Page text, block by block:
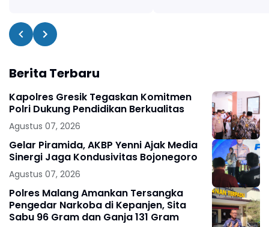
Berita Terbaru
Kapolres Gresik Tegaskan Komitmen
Polri Dukung Pendidikan Berkualitas
Agustus 07, 2026
Gelar Piramida, AKBP Yenni Ajak Media
Sinergi Jaga Kondusivitas Bojonegoro
Agustus 07, 2026
Polres Malang Amankan Tersangka
Pengedar Narkoba di Kepanjen, Sita
Sabu 96 Gram dan Ganja 131 Gram